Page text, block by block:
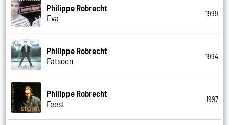
Philippe Robrecht
Eva
1999
Philippe Robrecht
Fatsoen
1994
Philippe Robrecht
Feest
1997